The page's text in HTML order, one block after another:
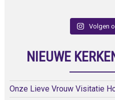
Volgen
NIEUWE
Onze Lieve Vrouw Visitatie